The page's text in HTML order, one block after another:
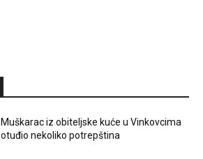
Muškarac iz obiteljske kuće u Vinkovcima
otuđio nekoliko potrepština